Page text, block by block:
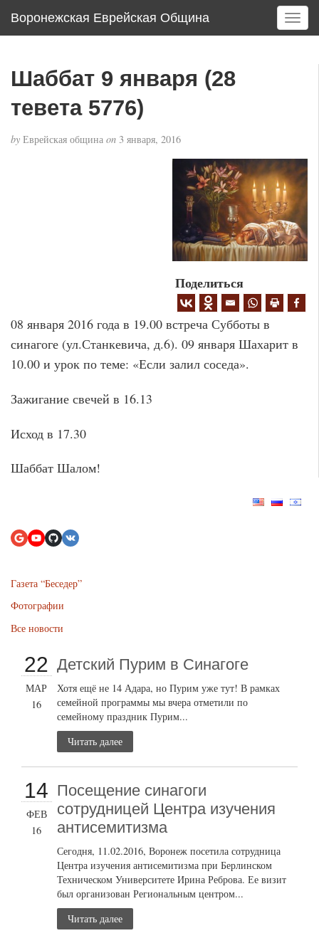
Воронежская Еврейская Община
T
o
i
g
t
i
o
n
Шаббат 9 января (28
тевета 5776)
by Еврейская община on 3 января, 2016
Поделиться
08 января 2016 года в 19.00 встреча Субботы в
синагоге (ул.Станкевича, д.6). 09 января Шахарит в
10.00 и урок по теме: «Если залил соседа».
Зажигание свечей в 16.13
Исход в 17.30
Шаббат Шалом!
Газета “Беседер”
Фотографии
Все новости
22
МАР
16
Детский Пурим в Синагоге
Хотя ещё не 14 Адара, но Пурим уже тут! В рамках
семейной программы мы вчера отметили по
семейному праздник Пурим...
Читать далее
14
ФЕВ
16
Посещение синагоги
сотрудницей Центра изучения
антисемитизма
Сегодня, 11.02.2016, Воронеж посетила сотрудница
Центра изучения антисемитизма при Берлинском
Техническом Университете Ирина Реброва. Ее визит
был организован Региональным центром...
Читать далее